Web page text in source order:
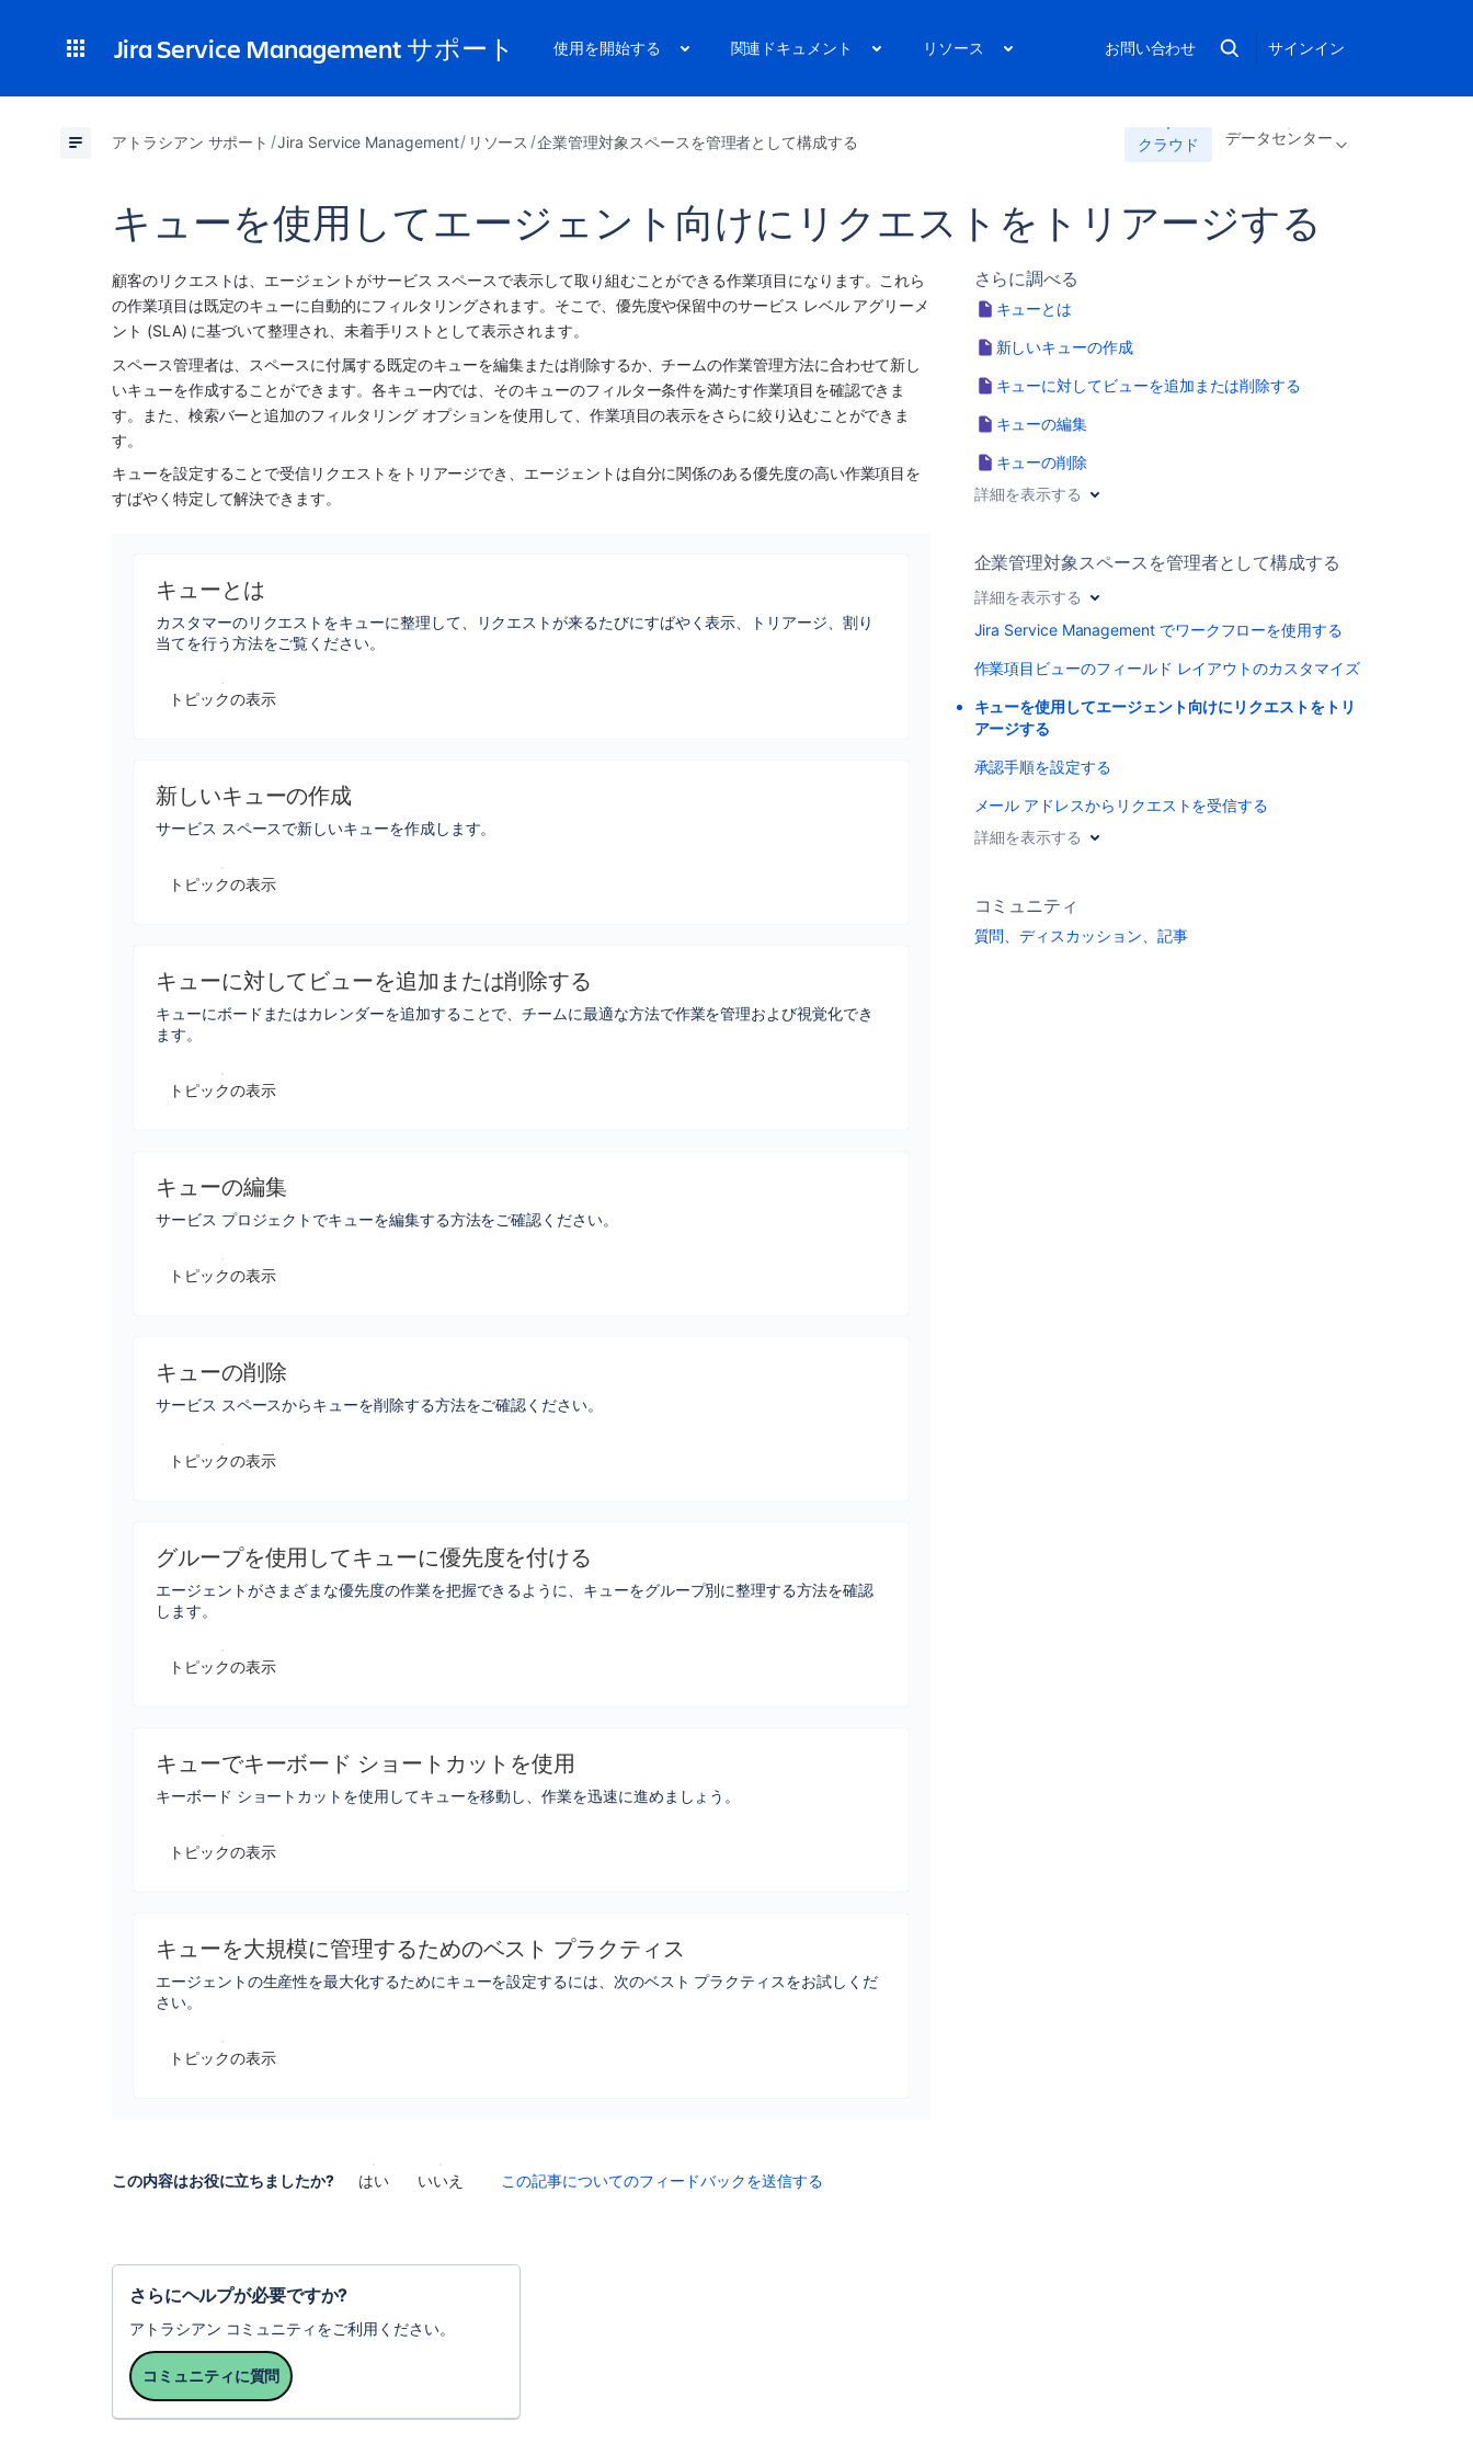
Jira Service Management サポート 使用を開始する 関連ドキュメント リソース お問い合わせ サインイン
アトラシアン サポート Jira Service Management リソース 企業管理対象スペースを管理者として構成する クラウド データセンター
キューを使用してエージェント向けにリクエストをトリアージする
顧客のリクエストは、エージェントがサービス スペースで表示して取り組むことができる作業項目になります。これら
の作業項目は既定のキューに自動的にフィルタリングされます。そこで、優先度や保留中のサービス レベル アグリーメ
ント (SLA) に基づいて整理され、未着手リストとして表示されます。
スペース管理者は、スペースに付属する既定のキューを編集または削除するか、チームの作業管理方法に合わせて新し
いキューを作成することができます。各キュー内では、そのキューのフィルター条件を満たす作業項目を確認できま
す。また、検索バーと追加のフィルタリング オプションを使用して、作業項目の表示をさらに絞り込むことができま
す。
キューを設定することで受信リクエストをトリアージでき、エージェントは自分に関係のある優先度の高い作業項目を
すばやく特定して解決できます。
キューとは
カスタマーのリクエストをキューに整理して、リクエストが来るたびにすばやく表示、トリアージ、割り
当てを行う方法をご覧ください。
トピックの表示
新しいキューの作成
サービス スペースで新しいキューを作成します。
トピックの表示
キューに対してビューを追加または削除する
キューにボードまたはカレンダーを追加することで、チームに最適な方法で作業を管理および視覚化でき
ます。
トピックの表示
キューの編集
サービス プロジェクトでキューを編集する方法をご確認ください。
トピックの表示
キューの削除
サービス スペースからキューを削除する方法をご確認ください。
トピックの表示
グループを使用してキューに優先度を付ける
エージェントがさまざまな優先度の作業を把握できるように、キューをグループ別に整理する方法を確認
します。
トピックの表示
キューでキーボード ショートカットを使用
キーボード ショートカットを使用してキューを移動し、作業を迅速に進めましょう。
トピックの表示
キューを大規模に管理するためのベスト プラクティス
エージェントの生産性を最大化するためにキューを設定するには、次のベスト プラクティスをお試しくだ
さい。
トピックの表示
この内容はお役に立ちましたか? はい いいえ この記事についてのフィードバックを送信する
さらにヘルプが必要ですか?
アトラシアン コミュニティをご利用ください。
コミュニティに質問
さらに調べる
キューとは
新しいキューの作成
キューに対してビューを追加または削除する
キューの編集
キューの削除
詳細を表示する
企業管理対象スペースを管理者として構成する
詳細を表示する
Jira Service Management でワークフローを使用する
作業項目ビューのフィールド レイアウトのカスタマイズ
キューを使用してエージェント向けにリクエストをトリ
アージする
承認手順を設定する
メール アドレスからリクエストを受信する
詳細を表示する
コミュニティ
質問、ディスカッション、記事